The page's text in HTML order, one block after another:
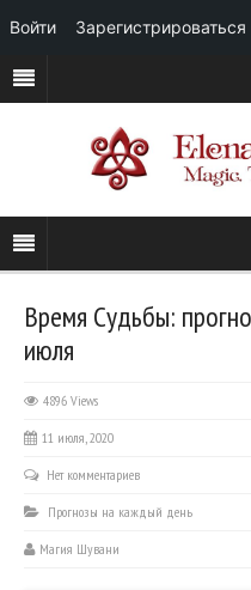
Время Судьбы:
июля
4896 Views
11 июля, 2020
Нет комментариев
Прогнозы на каждый день
Магия Шувани
Войти Зарегистрироваться